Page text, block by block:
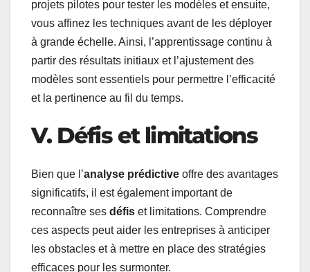
projets pilotes pour tester les modèles et ensuite,
vous affinez les techniques avant de les déployer
à grande échelle. Ainsi, l’apprentissage continu à
partir des résultats initiaux et l’ajustement des
modèles sont essentiels pour permettre l’efficacité
et la pertinence au fil du temps.
V. Défis et limitations
Bien que l’analyse prédictive offre des avantages
significatifs, il est également important de
reconnaître ses défis et limitations. Comprendre
ces aspects peut aider les entreprises à anticiper
les obstacles et à mettre en place des stratégies
efficaces pour les surmonter.